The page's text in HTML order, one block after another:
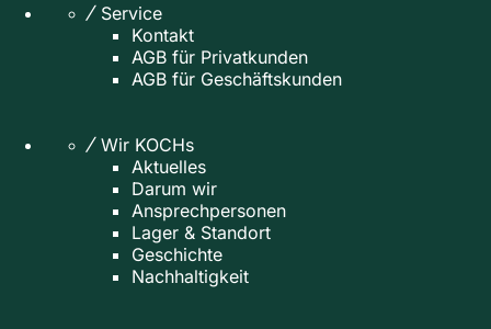
Service
Kontakt
AGB für Privatkunden
AGB für Geschäftskunden
Wir KOCHs
Aktuelles
Darum wir
Ansprechpersonen
Lager & Standort
Geschichte
Nachhaltigkeit